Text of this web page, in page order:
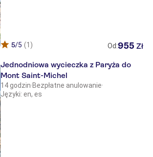
5/5 (1) Od:955 Zł
Jednodniowa wycieczka z Paryża do
Mont Saint-Michel
14 godzin·Bezpłatne anulowanie·
Języki: en, es